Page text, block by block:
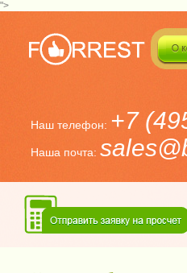
">
Наш телефон: +7
Наша почта: